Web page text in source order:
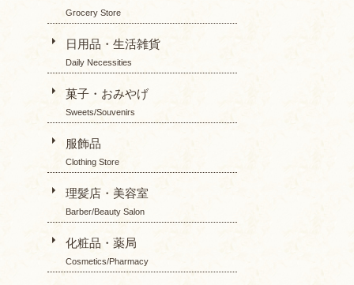
Grocery Store
日用品・生活雑貨
Daily Necessities
菓子・おみやげ
Sweets/Souvenirs
服飾品
Clothing Store
理髪店・美容室
Barber/Beauty Salon
化粧品・薬局
Cosmetics/Pharmacy